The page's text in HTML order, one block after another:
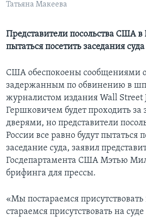
Татьяна Макеева
Представители посольства США в
пытаться посетить заседания суда
США обеспокоены сообщениями о
задержанным по обвинению в
журналистом издания Wall Street
Гершковичем будет проходить
дверями, но представители
России все равно будут пытаться
заседание суда, заявил
Госдепартамента США Мэтью
брифинга для прессы.
«Мы постараемся
стараемся присутствовать на